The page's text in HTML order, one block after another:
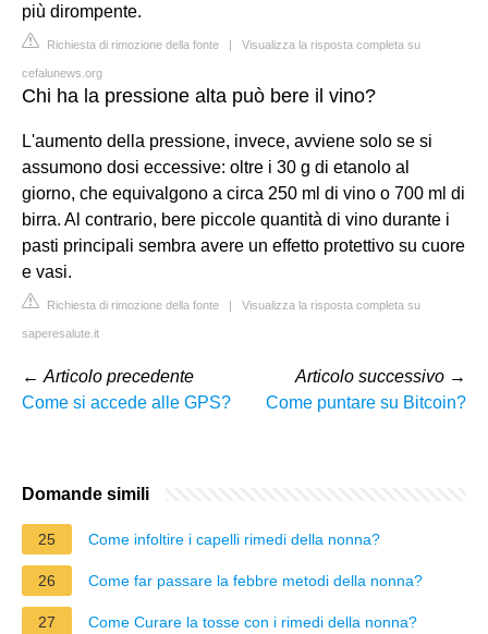
più dirompente.
Richiesta di rimozione della fonte | Visualizza la risposta completa su
cefalunews.org
Chi ha la pressione alta può bere il vino?
L'aumento della pressione, invece, avviene solo se si
assumono dosi eccessive: oltre i 30 g di etanolo al
giorno, che equivalgono a circa 250 ml di vino o 700 ml di
birra. Al contrario, bere piccole quantità di vino durante i
pasti principali sembra avere un effetto protettivo su cuore
e vasi.
Richiesta di rimozione della fonte | Visualizza la risposta completa su
saperesalute.it
← Articolo precedente
Come si accede alle GPS?
Articolo successivo →
Come puntare su Bitcoin?
Domande simili
25 Come infoltire i capelli rimedi della nonna?
26 Come far passare la febbre metodi della nonna?
27 Come Curare la tosse con i rimedi della nonna?